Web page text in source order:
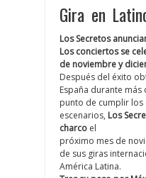
Gira en
Los Secretos
Los conciertos se
de noviembre y
Después del éxito
España durante más
punto de cumplir
escenarios, Los
charco el
próximo mes de
de sus giras
América Latina.